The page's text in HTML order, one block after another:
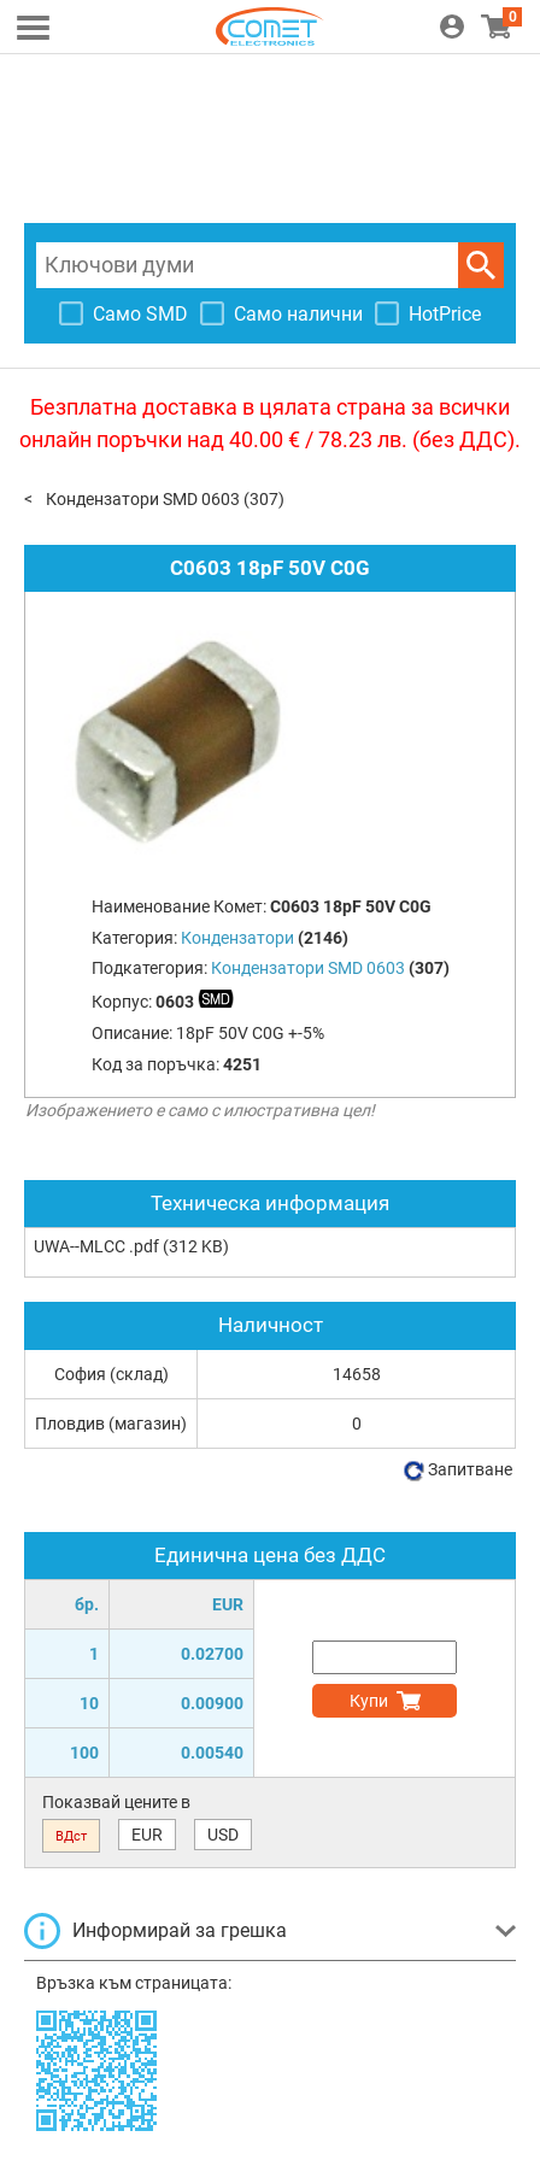
0
Само SMD Само налични HotPrice
Безплатна доставка в цялата страна за всички
онлайн поръчки над 40.00 € / 78.23 лв. (без ДДС).
Кондензатори SMD 0603 (307)
C0603 18pF 50V C0G
Наименование Комет:C0603 18pF 50V C0G
Категория: Кондензатори (2146)
Подкатегория: Кондензатори SMD 0603 (307)
Корпус:0603
Описание: 18pF 50V C0G +-5%
Код за поръчка:4251
Изображението е само с илюстративна цел!
Техническа информация
UWA--MLCC .pdf (312 KB)
Единична цена без ДДС
бр. EUR
1 0.02700
10 0.00900
100 0.00540
Купи
Показвай цените в
ВДст EUR USD
Информирай за грешка
Връзка към страницата:
Наличност
София (склад) 14658
Пловдив (магазин) 0
Запитване